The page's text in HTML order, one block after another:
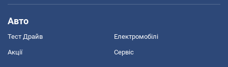
Авто
Тест Драйв Електромобілі
Акції Сервіс